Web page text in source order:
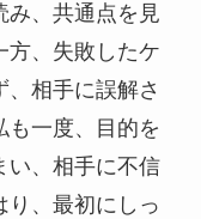
み、共通点を見
方、失敗したケ
相手に誤解さ
も一度、目的を
い、相手に不信
り、最初にしっ